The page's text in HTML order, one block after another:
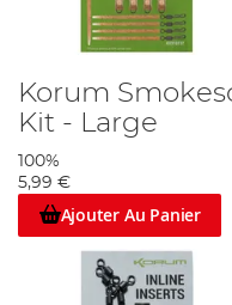
Korum
Kit - Large
100%
5,99 €
Ajouter Au Panier